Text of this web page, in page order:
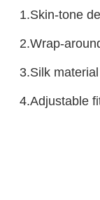
1.Skin-tone
2.Wrap-
3.Silk material
4.Adjustable